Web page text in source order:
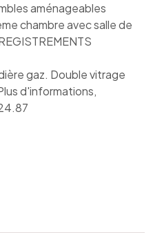
aménageables
chambre avec salle de
gaz. Double vitrage
d'informations,